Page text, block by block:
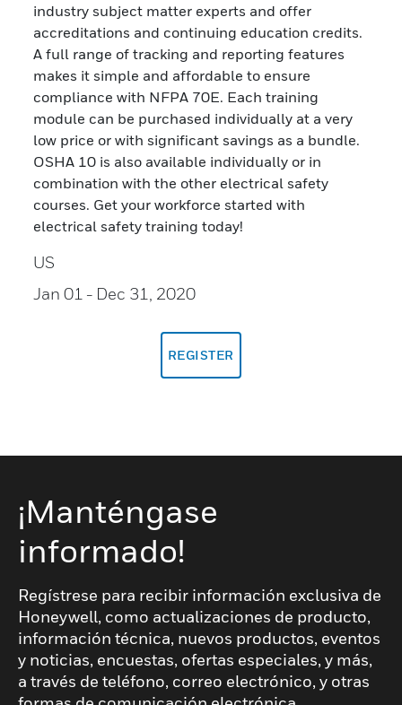
industry subject matter experts and offer
accreditations and continuing education credits.
A full range of tracking and reporting features
makes it simple and affordable to ensure
compliance with NFPA 70E. Each training
module can be purchased individually at a very
low price or with significant savings as a bundle.
OSHA 10 is also available individually or in
combination with the other electrical safety
courses. Get your workforce started with
electrical safety training today!
US
Jan 01 - Dec 31, 2020
REGISTER
¡Manténgase
informado!
Regístrese para recibir información exclusiva de
Honeywell, como actualizaciones de producto,
información técnica, nuevos productos, eventos
y noticias, encuestas, ofertas especiales, y más,
a través de teléfono, correo electrónico, y otras